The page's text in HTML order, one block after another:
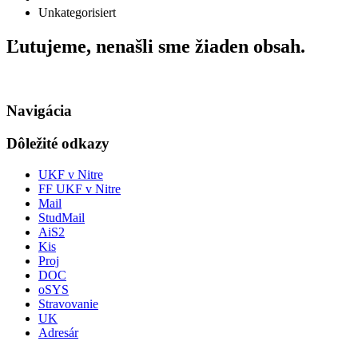
Unkategorisiert
Ľutujeme, nenašli sme žiaden obsah.
Navigácia
Dôležité odkazy
UKF v Nitre
FF UKF v Nitre
Mail
StudMail
AiS2
Kis
Proj
DOC
oSYS
Stravovanie
UK
Adresár